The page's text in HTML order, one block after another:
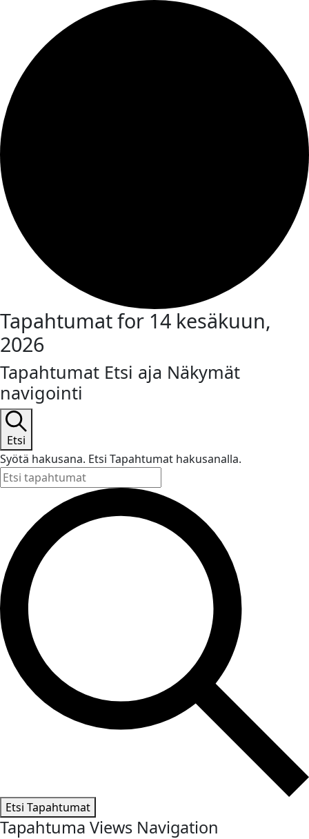
Tapahtumat for 14 kesäkuun,
2026
Tapahtumat Etsi aja Näkymät
navigointi
Etsi
Syötä hakusana. Etsi Tapahtumat hakusanalla.
Etsi Tapahtumat
Tapahtuma Views Navigation